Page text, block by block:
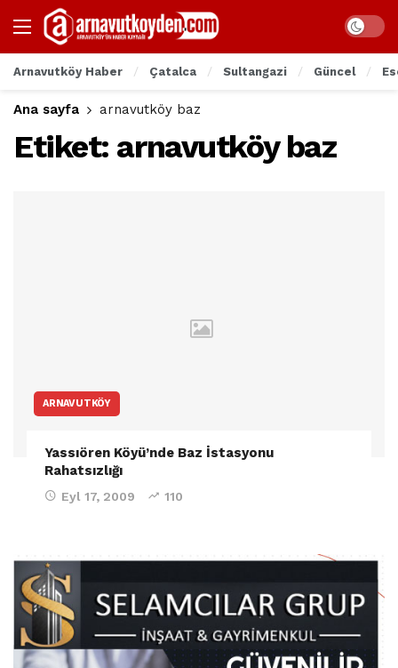
Arnavutköy Haber Çatalca Sultangazi Güncel
Ana sayfa arnavutköy baz
Etiket: arnavutköy baz
ARNAVUTKÖY
Yassıören Köyü’nde Baz İstasyonu
Rahatsızlığı
Eyl 17, 2009 110